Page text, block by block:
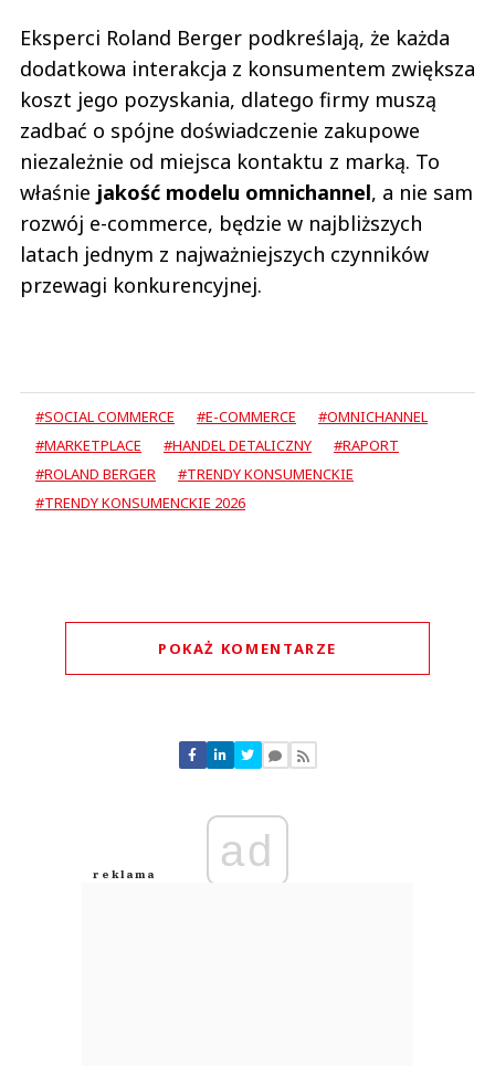
Eksperci Roland Berger podkreślają, że każda
dodatkowa interakcja z konsumentem zwiększa
koszt jego pozyskania, dlatego firmy muszą
zadbać o spójne doświadczenie zakupowe
niezależnie od miejsca kontaktu z marką. To
właśnie jakość modelu omnichannel, a nie sam
rozwój e-commerce, będzie w najbliższych
latach jednym z najważniejszych czynników
przewagi konkurencyjnej.
#SOCIAL COMMERCE #E-COMMERCE
#OMNICHANNEL
#MARKETPLACE
#HANDEL DETALICZNY
#RAPORT
#ROLAND BERGER
#TRENDY KONSUMENCKIE
#TRENDY KONSUMENCKIE 2026
POKAŻ KOMENTARZE
Nie znaleziono komentarzy
Zostaw swoje komentarze
Anuluj
ad